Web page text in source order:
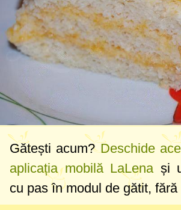
Gătești acum?Deschide
aplicația mobilă LaLenași
cu pas în modul de gătit, fără